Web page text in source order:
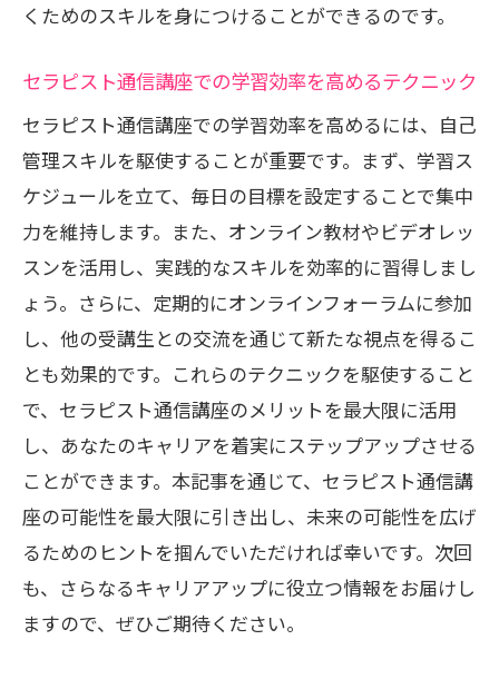
くためのスキルを身につけることができるのです。
セラピスト通信講座での学習効率を高めるテクニック
セラピスト通信講座での学習効率を高めるには、自己
管理スキルを駆使することが重要です。まず、学習ス
ケジュールを立て、毎日の目標を設定することで集中
力を維持します。また、オンライン教材やビデオレッ
スンを活用し、実践的なスキルを効率的に習得しまし
ょう。さらに、定期的にオンラインフォーラムに参加
し、他の受講生との交流を通じて新たな視点を得るこ
とも効果的です。これらのテクニックを駆使すること
で、セラピスト通信講座のメリットを最大限に活用
し、あなたのキャリアを着実にステップアップさせる
ことができます。本記事を通じて、セラピスト通信講
座の可能性を最大限に引き出し、未来の可能性を広げ
るためのヒントを掴んでいただければ幸いです。次回
も、さらなるキャリアアップに役立つ情報をお届けし
ますので、ぜひご期待ください。